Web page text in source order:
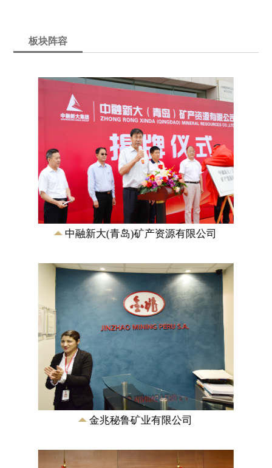
板块阵容
中融新大(青岛)矿产资源有限公司
金兆秘鲁矿业有限公司
拥有秘鲁邦沟多金属矿的39个矿权，占地
面积263平方公里。按照控制资源量，属
于世界超大型矽卡岩矿床，同时也是世界
上最大的...
金兆秘鲁矿业有限公司
《中融新大集团和秘鲁能源与矿业部关于
推动矿业和冶金工业发展协议》签订
2016年11月21日，在秘鲁第一副总统兼交
通与通信部部长马丁·比斯卡拉和国家发改
委主任徐绍史的见签下，《中融新大集团